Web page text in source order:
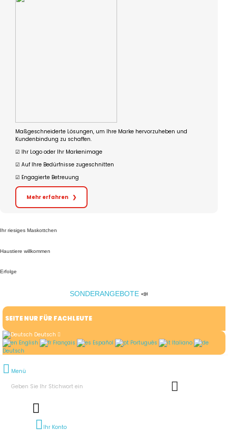
Maßgeschneiderte Lösungen, um Ihre Marke hervorzuheben und
Kundenbindung zu schaffen.
☑︎ Ihr Logo oder Ihr Markenimage
☑︎ Auf Ihre Bedürfnisse zugeschnitten
☑︎ Engagierte Betreuung
Mehr erfahren ❯
Ihr riesiges Maskottchen
Haustiere willkommen
Erfolge
SONDERANGEBOTE 📣
SEITE NUR FÜR FACHLEUTE
Deutsch
English
Français Español Português
Italiano
Deutsch
Menü
Ihr Konto